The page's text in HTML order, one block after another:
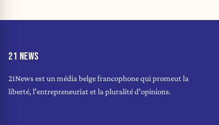
21 NEWS
21News est un média belge francophone qui promeut la
liberté, l'entrepreneuriat et la pluralité d'opinions.